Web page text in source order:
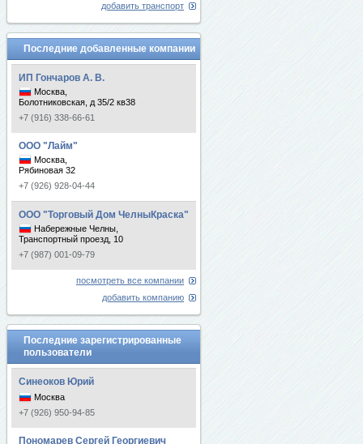
добавить транспорт
Последние добавленные компании
ИП Гончаров А. В.
Москва,
Болотниковская, д 35/2 кв38
+7 (916) 338-66-61
ООО "Лайм"
Москва,
Рябиновая 32
+7 (926) 928-04-44
ООО "Торговый Дом ЧелныКраска"
Набережные Челны,
Транспортный проезд, 10
+7 (987) 001-09-79
посмотреть все компании
добавить компанию
Последние зарегистрированные
пользователи
Синеоков Юрий
Москва
+7 (926) 950-94-85
Пономарев Сергей Георгиевич